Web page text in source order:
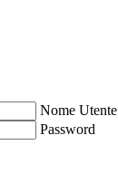
Nome Utente
Password